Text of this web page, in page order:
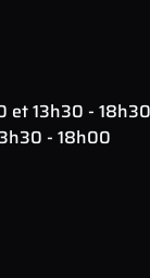
et 13h30 - 18h30
- 18h00